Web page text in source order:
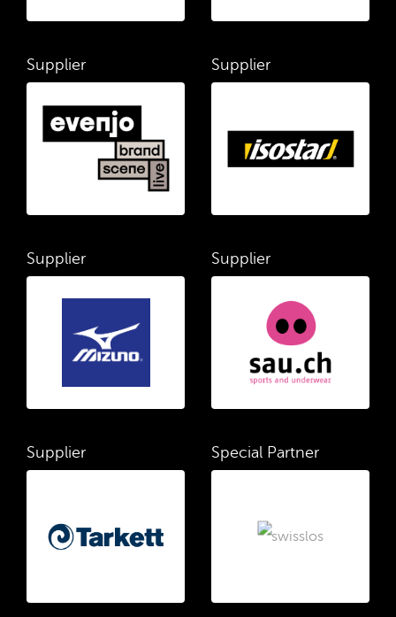
Supplier Supplier
Supplier Supplier
Supplier Special Partner